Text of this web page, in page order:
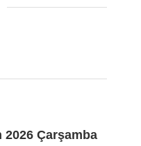
2026 Çarşamba